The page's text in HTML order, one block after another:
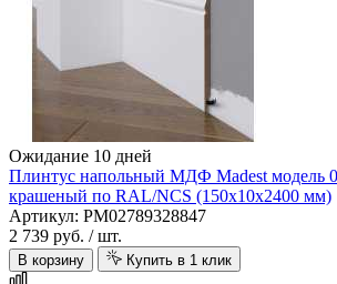
Ожидание 10 дней
Плинтус напольный МДФ Madest модель
крашеный по RAL/NCS (150х10х2400 мм)
Артикул: PM02789328847
2 739 руб. / шт.
В корзину Купить в 1 клик